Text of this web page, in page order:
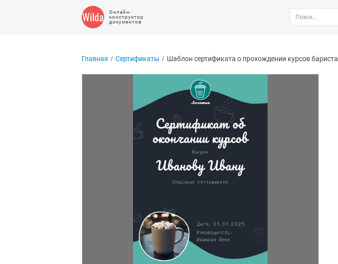
Онлайн-
конструктор
документов
Главная Сертификаты Шаблон сертификата о прохождении курсов бариста